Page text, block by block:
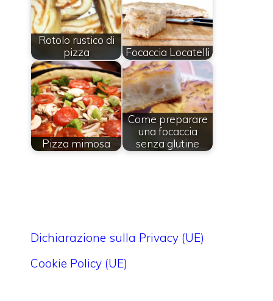
Rotolo rustico di
pizza
Focaccia Locatelli
Pizza mimosa
Come preparare
una focaccia
senza glutine
Dichiarazione sulla Privacy (UE)
Cookie Policy (UE)